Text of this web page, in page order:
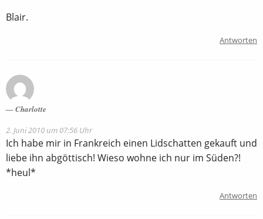
Blair.
Antworten
Charlotte
2. Juni 2010 um 07:56 Uhr
Ich habe mir in Frankreich einen Lidschatten gekauft und
liebe ihn abgöttisch! Wieso wohne ich nur im Süden?!
*heul*
Antworten